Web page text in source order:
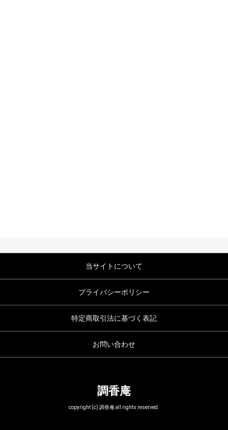
当サイトについて
プライバシーポリシー
特定商取引法に基づく表記
お問い合わせ
調香庵
copyright (c) 調香庵 all rights reserved.